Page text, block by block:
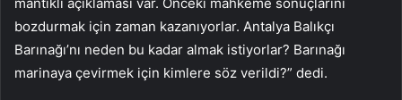
bozdurmak için zaman kazanıyorlar. Antalya Balıkçı
Barınağı’nı neden bu kadar almak istiyorlar? Barınağı
marinaya çevirmek için kimlere söz verildi?” dedi.